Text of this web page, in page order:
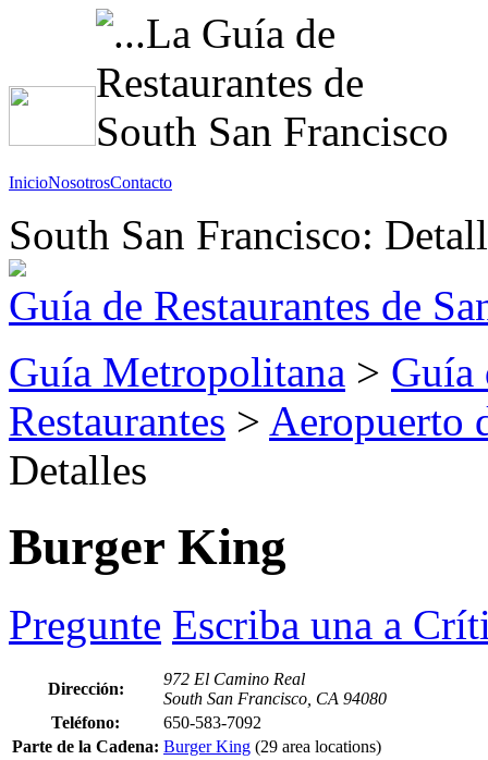
InicioNosotrosContacto
South San Francisco:
Guía de Restaurantes de
Guía Metropolitana > Guía
Restaurantes > Aeropuerto
Detalles
Burger King
Pregunte Escriba una a
Dirección:
972 El Camino Real
South San Francisco, CA 94080
Teléfono:
650-583-7092
Parte de la Cadena: Burger King (29 area locations)